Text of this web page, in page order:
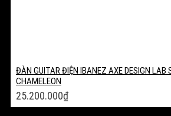
ĐÀN GUITAR ĐIỆN IBANEZ AXE DESIGN LAB
CHAMELEON
25.200.000₫